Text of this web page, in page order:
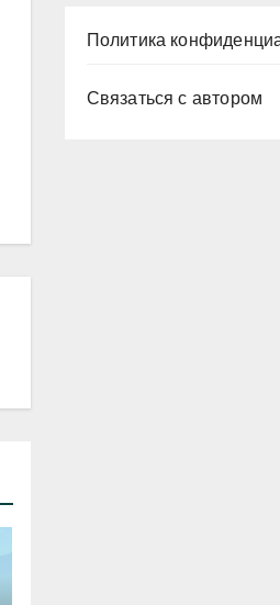
Политика
Связаться с автором